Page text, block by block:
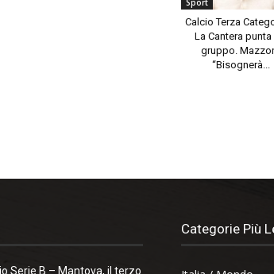
Sport
Calcio Terza
La Cantera punta
gruppo.
“Bisognerà...
Serie B – Mantova, il terzo
Categorie Più